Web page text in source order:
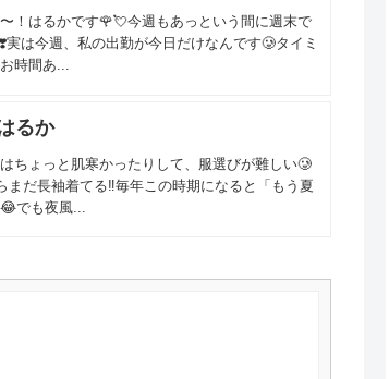
！はるかです🌹💘今週もあっという間に週末で
は今週、私の出勤が今日だけなんです🥲タイミ
時間あ...
るか
ちょっと肌寒かったりして、服選びが難しい🥲
まだ長袖着てる‼️毎年この時期になると「もう夏
でも夜風...